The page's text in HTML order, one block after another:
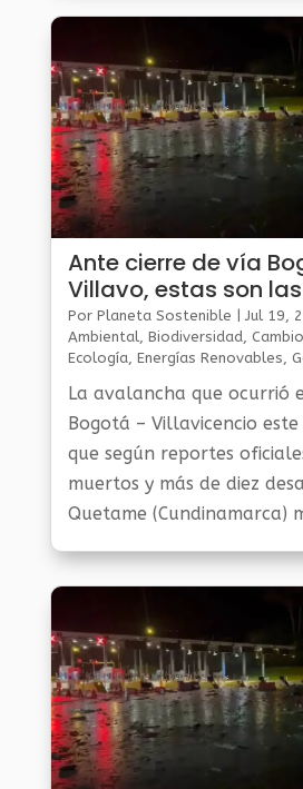
Ante cierre de vía
Villavo, estas son
alternas
Por Planeta Sostenible |Jul 19,
Ambiental, Biodiversidad,
Ecología, Energías Renovables,
La avalancha que ocurrió
Bogotá – Villavicencio
que según reportes
muertos y más de diez
Quetame (Cundinamarca)